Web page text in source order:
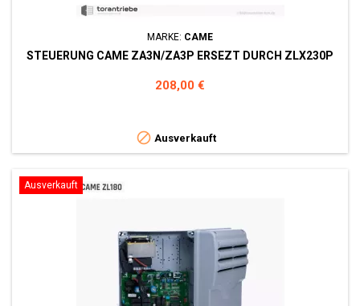
MARKE: CAME
STEUERUNG CAME ZA3N/ZA3P ERSEZT DURCH ZLX230P
Preis
208,00 €
 Ausverkauft
Ausverkauft